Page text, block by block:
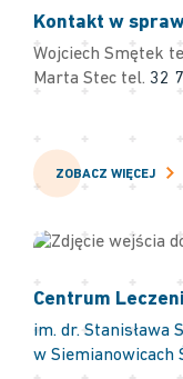
Centrum
im. dr. Stanisława
w Siemianowicach
Kontakt w
Wojciech Smętek
Marta Stec tel. 32
ZOBACZ WIĘCEJ